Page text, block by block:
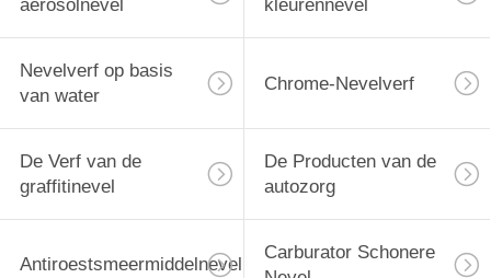
aërosolnevel
kleurennevel
Nevelverf op basis
van water
Chrome-Nevelverf
De Verf van de
graffitinevel
De Producten van de
autozorg
Antiroestsmeermiddelnevel
Carburator Schonere